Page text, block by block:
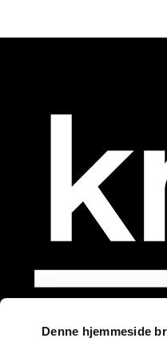
Denne hjemmeside